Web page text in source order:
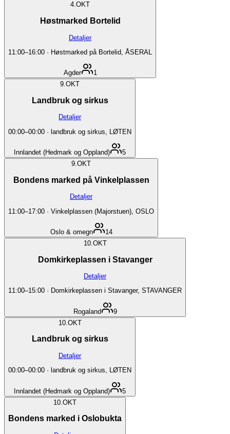
4.OKT
Høstmarked Bortelid
Detaljer
11:00–16:00 · Høstmarked på Bortelid, ÅSERAL
Agder
1
9.OKT
Landbruk og sirkus
Detaljer
00:00–00:00 · landbruk og sirkus, LØTEN
Innlandet (Hedmark og Oppland)
5
9.OKT
Bondens marked på Vinkelplassen
Detaljer
11:00–17:00 · Vinkelplassen (Majorstuen), OSLO
Oslo & omegn
14
10. OKT
Domkirkeplassen i Stavanger
Detaljer
11:00–15:00 · Domkirkeplassen i Stavanger, STAVANGER
Rogaland
9
10. OKT
Landbruk og sirkus
Detaljer
00:00–00:00 · landbruk og sirkus, LØTEN
Innlandet (Hedmark og Oppland)
5
10. OKT
Bondens marked i Oslobukta